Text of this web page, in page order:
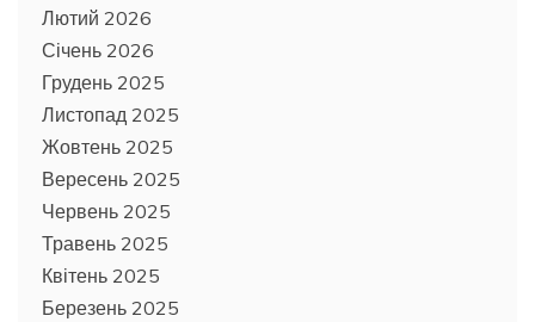
Лютий 2026
Січень 2026
Грудень 2025
Листопад 2025
Жовтень 2025
Вересень 2025
Червень 2025
Травень 2025
Квітень 2025
Березень 2025